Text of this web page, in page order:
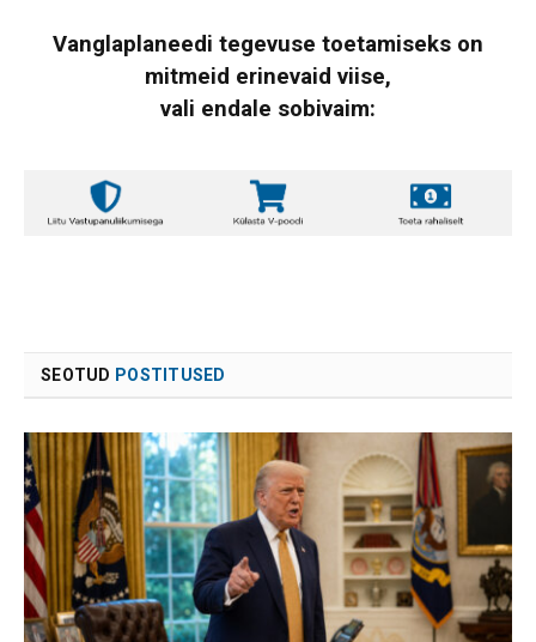
Vanglaplaneedi tegevuse toetamiseks on
mitmeid erinevaid viise,
vali endale sobivaim:
SEOTUD POSTITUSED